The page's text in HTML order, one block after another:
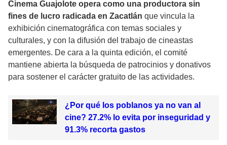
Cinema Guajolote opera como una productora sin
fines de lucro radicada en Zacatlán que vincula la
exhibición cinematográfica con temas sociales y
culturales, y con la difusión del trabajo de cineastas
emergentes. De cara a la quinta edición, el comité
mantiene abierta la búsqueda de patrocinios y donativos
para sostener el carácter gratuito de las actividades.
¿Por qué los poblanos ya no van al
cine? 27.2% lo evita por inseguridad y
91.3% recorta gastos